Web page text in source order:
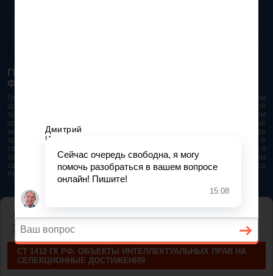
ГРАЖДАНСКИЙ КОДЕКС РОССИЙСКОЙ
ФЕДЕРАЦИИ 2026 - 2025
Гражданский Кодекс Российской Федерации является основным
документом правового поля в Российской Федерации. И именно по этой
причине в него часто вносят изменения. При работе с таким важным
документом необходимо убедиться в его актуальности на данный
момент. Разобраться во всех тонкостях и нюансах не всегда
представляется возможным. Особенно если это нужно сделать быстро. В
таком случае самым простым и эффективным решением будет звонок в
бесплатную юридическую консультацию. Телефон указан на нашем
сайте. На сайте опубликована последняя редакция Гражданского кодекса
РФ 2026 - 2025
ДОСТИЖЕНИЕ
селекционные достижения
СТ 1412 ГК РФ. ОБЪЕКТЫ ИНТЕЛЛЕКТУАЛЬНЫХ ПРАВ НА
СЕЛЕКЦИОННЫЕ ДОСТИЖЕНИЯ